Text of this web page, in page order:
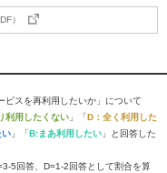
）
ビスを再利用したいか」について
利用したくない 」「D：全く利用した
い 」「B:まあ利用したい 」と回答した
5回答、D=1-2回答として割合を算